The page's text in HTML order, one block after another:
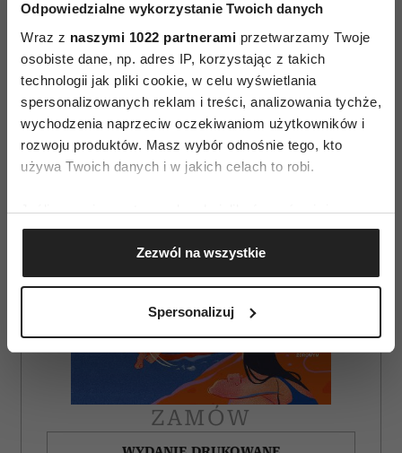
Odpowiedzialne wykorzystanie Twoich danych
Wraz z naszymi 1022 partnerami przetwarzamy Twoje
osobiste dane, np. adres IP, korzystając z takich
technologii jak pliki cookie, w celu wyświetlania
spersonalizowanych reklam i treści, analizowania tychże,
wychodzenia naprzeciw oczekiwaniom użytkowników i
rozwoju produktów. Masz wybór odnośnie tego, kto
używa Twoich danych i w jakich celach to robi.
Jeśli wyrazisz na to zgodę, chcielibyśmy również:
Gromadzić dane dotyczące Twojej lokalizacji
geograficznej z dokładnością nawet do kilku metrów
Identyfikować Twoje urządzenie, aktywnie
(fingerprinting, czyli wirtualny odcisk palca)
dane są przetwarzane oraz ustaw własne preferencje w
. W Deklaracji plików cookie możesz
zmienić lub wycofać swoją zgodę w dowolnej chwili.
Zezwól na wszystkie
Spersonalizuj
AUTOPROMOCJA
ZAMÓW